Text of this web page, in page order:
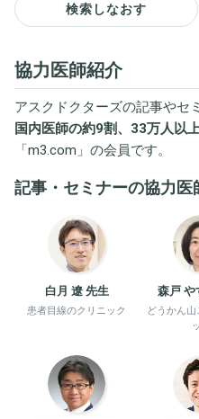
検索しなおす
協力医師紹介
アスクドクターズの記事やセ
国内医師の約9割、33万人以
「m3.com 」の会員です。
記事・セミナーの協力医
白月 遼 先生
患者目線のクリニック
森戸 や
どうかん